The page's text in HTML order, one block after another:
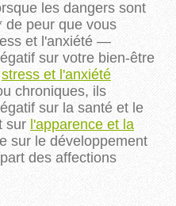
les dangers sont
de peur que vous
et l'anxiété —
sur votre bien-être
stress et l'anxiété
chroniques, ils
sur la santé et le
sur l'apparence et la
sur le développement
des affections